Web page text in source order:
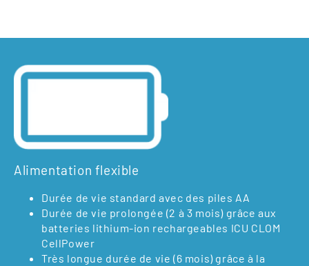
Alimentation flexible
Durée de vie standard avec des piles AA
Durée de vie prolongée (2 à 3 mois) grâce aux
batteries lithium-ion rechargeables ICU CLOM
CellPower
Très longue durée de vie (6 mois) grâce à la